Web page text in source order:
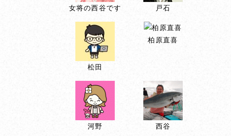
女将の西谷です 戸石
松田
柏原直喜
河野 西谷